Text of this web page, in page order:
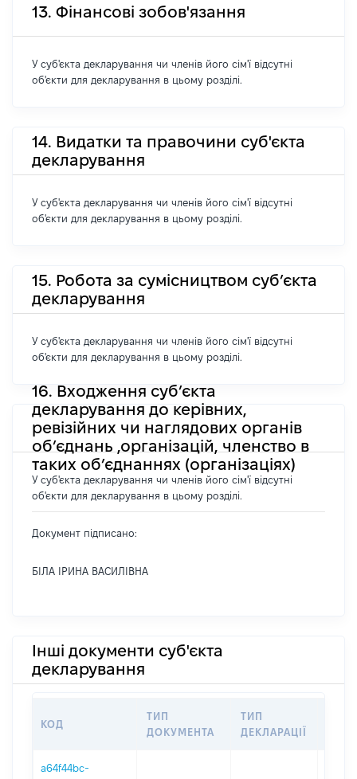
13. Фінансові зобов'язання
У суб'єкта декларування чи членів його сім'ї відсутні
об'єкти для декларування в цьому розділі.
14. Видатки та правочини суб'єкта
декларування
У суб'єкта декларування чи членів його сім'ї відсутні
об'єкти для декларування в цьому розділі.
15. Робота за сумісництвом суб’єкта
декларування
У суб'єкта декларування чи членів його сім'ї відсутні
об'єкти для декларування в цьому розділі.
16. Входження суб’єкта
декларування до керівних,
ревізійних чи наглядових органів
об’єднань ,організацій, членство в
таких об’єднаннях (організаціях)
У суб'єкта декларування чи членів його сім'ї відсутні
об'єкти для декларування в цьому розділі.
Документ підписано:
БІЛА ІРИНА ВАСИЛІВНА
Інші документи суб'єкта
декларування
КОД
ТИП
ДОКУМЕНТА
ТИП
ДЕКЛАРАЦІЇ
a64f44bc-